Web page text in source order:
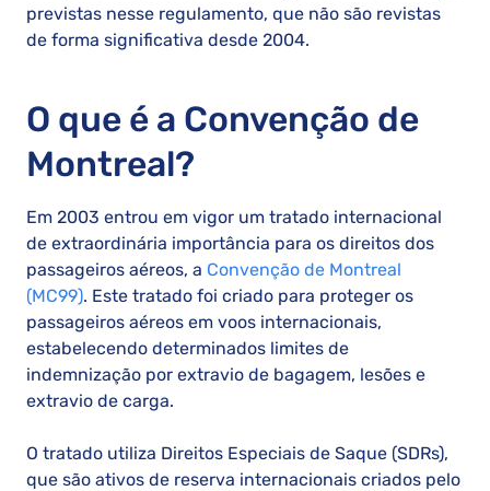
previstas nesse regulamento, que não são revistas
de forma significativa desde 2004.
O que é a Convenção de
Montreal?
Em 2003 entrou em vigor um tratado internacional
de extraordinária importância para os direitos dos
passageiros aéreos, a Convenção de Montreal
(MC99). Este tratado foi criado para proteger os
passageiros aéreos em voos internacionais,
estabelecendo determinados limites de
indemnização por extravio de bagagem, lesões e
extravio de carga.
O tratado utiliza Direitos Especiais de Saque (SDRs),
que são ativos de reserva internacionais criados pelo